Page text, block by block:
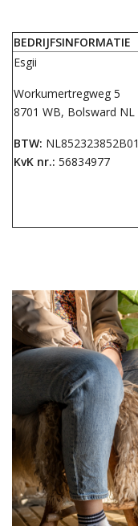
BEDRIJFSINFORMATIE
Esgii
Workumertregweg 5
8701 WB, Bolsward NL
BTW: NL852323852B01
KvK nr.: 56834977